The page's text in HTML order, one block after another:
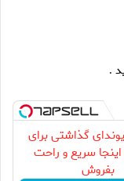
.
گذاشتی برای
سریع و راحت
بفروش